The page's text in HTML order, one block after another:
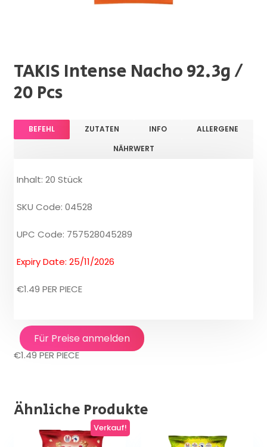
TAKIS Intense Nacho 92.3g /
20 Pcs
BEFEHL ZUTATEN INFO
ALLERGENE
NÄHRWERT
Inhalt: 20 Stück
SKU Code: 04528
UPC Code: 757528045289
Expiry Date: 25/11/2026
€1.49 PER PIECE
Für Preise anmelden
€1.49 PER PIECE
Ähnliche Produkte
Verkauf!